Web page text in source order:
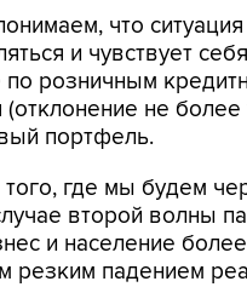
что
и чувствует
розничным
не
портфель.
где мы будем
второй волны
и население
резким падением